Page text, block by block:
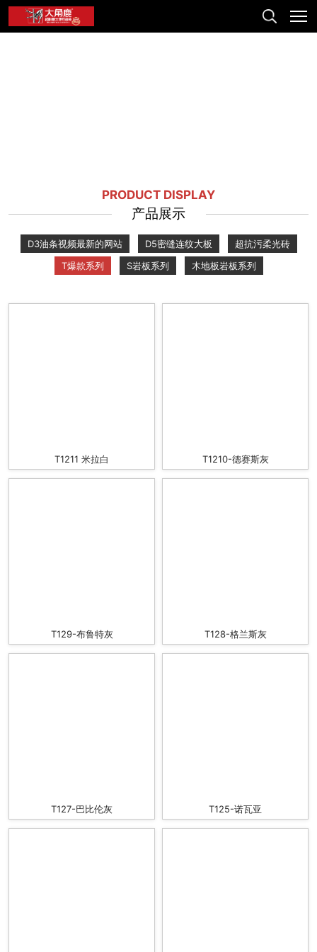
PRODUCT DISPLAY
产品展示
D3油条视频最新的网站 D5密缝连纹大板
超抗污柔光砖
T爆款系列
S岩板系列 木地板岩板系列
T1211 米拉白 T1210-德赛斯灰
T129-布鲁特灰 T128-格兰斯灰
T127-巴比伦灰 T125-诺瓦亚